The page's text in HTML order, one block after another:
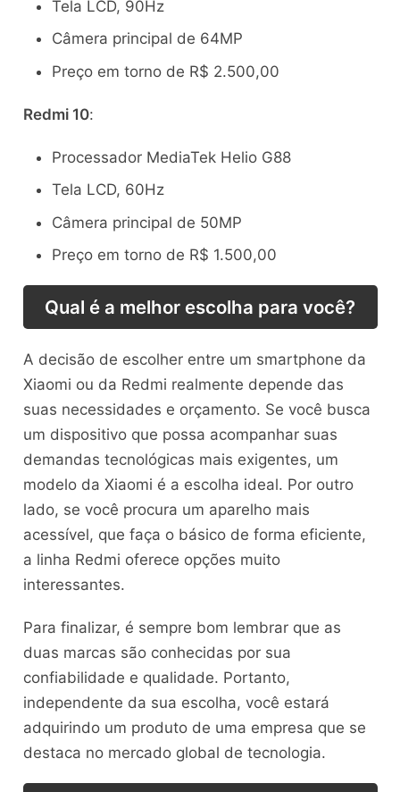
Tela LCD, 90Hz
Câmera principal de 64MP
Preço em torno de R$ 2.500,00
Redmi 10:
Processador MediaTek Helio G88
Tela LCD, 60Hz
Câmera principal de 50MP
Preço em torno de R$ 1.500,00
Qual é a melhor escolha para você?
A decisão de escolher entre um smartphone da
Xiaomi ou da Redmi realmente depende das
suas necessidades e orçamento. Se você busca
um dispositivo que possa acompanhar suas
demandas tecnológicas mais exigentes, um
modelo da Xiaomi é a escolha ideal. Por outro
lado, se você procura um aparelho mais
acessível, que faça o básico de forma eficiente,
a linha Redmi oferece opções muito
interessantes.
Para finalizar, é sempre bom lembrar que as
duas marcas são conhecidas por sua
confiabilidade e qualidade. Portanto,
independente da sua escolha, você estará
adquirindo um produto de uma empresa que se
destaca no mercado global de tecnologia.